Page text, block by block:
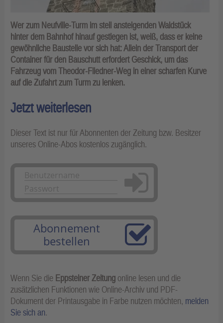
Wer zum Neufville-Turm im steil ansteigenden Waldstück
hinter dem Bahnhof hinauf gestiegen ist, weiß, dass er keine
gewöhnliche Baustelle vor sich hat: Allein der Transport der
Container für den Bauschutt erfordert Geschick, um das
Fahrzeug vom Theodor-Fliedner-Weg in einer scharfen Kurve
auf die Zufahrt zum Turm zu lenken.
Jetzt weiterlesen
Dieser Text ist nur für Abonnenten der Zeitung bzw. Besitzer
unseres Online-Abos kostenlos zugänglich.
Anmelden
Abonnement
bestellen
Wenn Sie die Eppsteiner Zeitung online lesen und die
zusätzlichen Funktionen wie Online-Archiv und PDF-
Dokument der Printausgabe in Farbe nutzen möchten, melden
Sie sich an.